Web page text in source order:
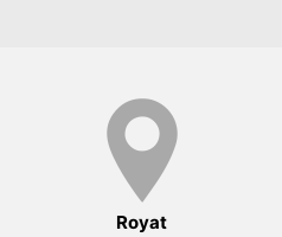
Royat